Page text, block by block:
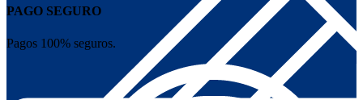
PAGO SEGURO
Pagos 100% seguros.